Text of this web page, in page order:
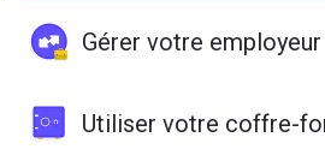
Gérer votre
Utiliser votre coffre-